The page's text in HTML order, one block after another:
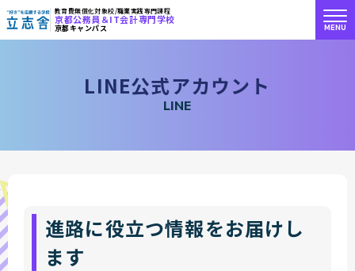
"好き"を応援する学校 立志舎
教育費無償化対象校/職業実践専門課程
京都公務員＆IT会計専門学校
京都キャンパス MENU
LINE公式アカウン ト
LINE
進路に役立つ情報をお届けし
ます